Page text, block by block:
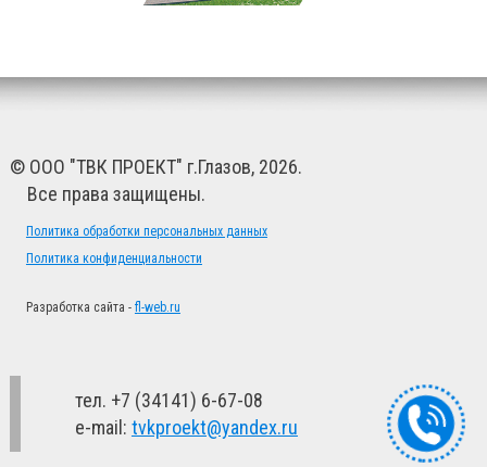
© ООО "ТВК ПРОЕКТ" г.Глазов, 2026.
Все права защищены.
Политика обработки персональных данных
Политика конфиденциальности
Разработка сайта - fl-web.ru
тел. +7 (34141) 6-67-08
e-mail: tvkproekt@yandex.ru